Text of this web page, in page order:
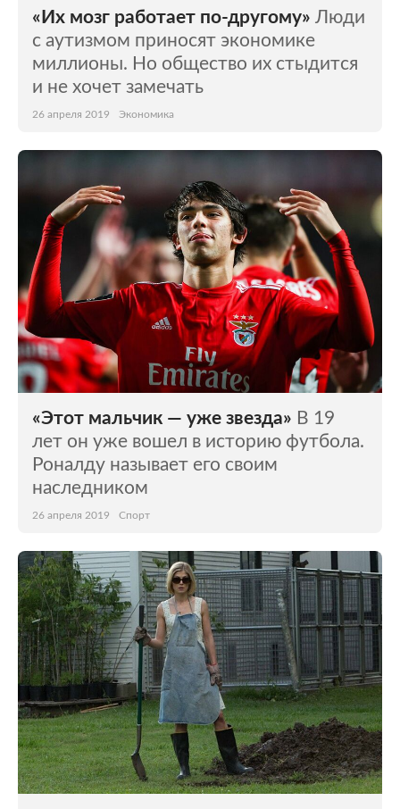
«Их мозг работает по-другому» Люди
с аутизмом приносят экономике
миллионы. Но общество их стыдится
и не хочет замечать
26 апреля 2019 Экономика
«Этот мальчик — уже звезда» В 19
лет он уже вошел в историю футбола.
Роналду называет его своим
наследником
26 апреля 2019 Спорт